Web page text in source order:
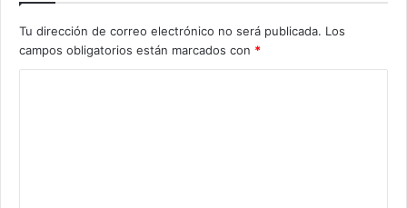
Tu dirección de correo electrónico no será publicada. Los
campos obligatorios están marcados con *